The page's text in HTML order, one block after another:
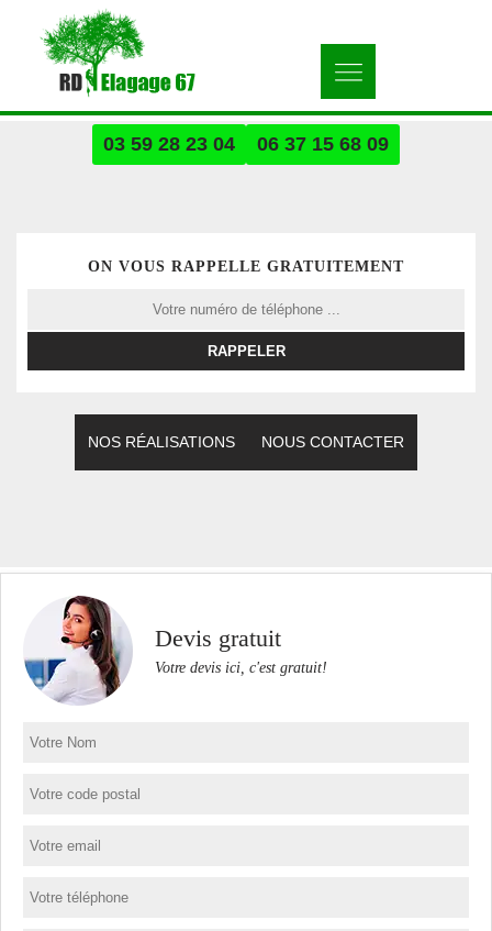
03 59 28 23 04 06 37 15 68 09
ON VOUS RAPPELLE GRATUITEMENT
NOS RÉALISATIONS NOUS CONTACTER
Devis gratuit
Votre devis ici, c'est gratuit!